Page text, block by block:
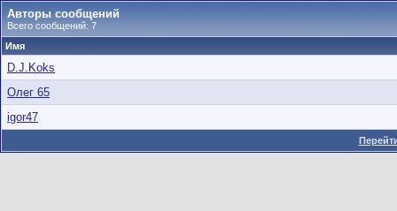
Авторы сообщений
Всего сообщений: 7
Имя
D.J.Koks
Олег 65
igor47